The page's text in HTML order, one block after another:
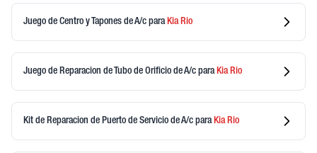
Juego de Centro y Tapones de A/c para KiaRio
Juego de Reparacion de Tubo de Orificio de A/c para KiaRio
Kit de Reparacion de Puerto de Servicio de A/c para KiaRio